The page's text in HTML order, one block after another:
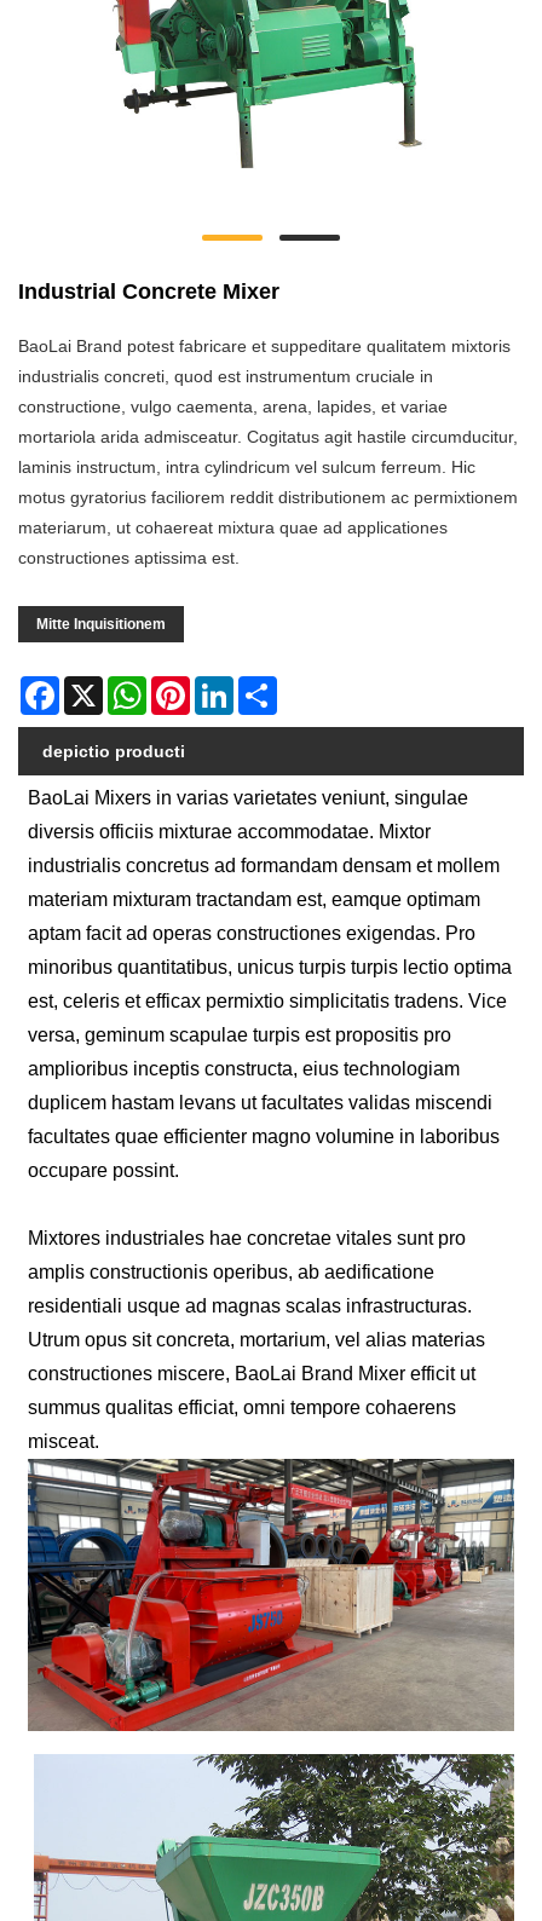
Industrial Concrete Mixer
BaoLai Brand potest fabricare et suppeditare qualitatem mixtoris
industrialis concreti, quod est instrumentum cruciale in
constructione, vulgo caementa, arena, lapides, et variae
mortariola arida admisceatur. Cogitatus agit hastile circumducitur,
laminis instructum, intra cylindricum vel sulcum ferreum. Hic
motus gyratorius faciliorem reddit distributionem ac permixtionem
materiarum, ut cohaereat mixtura quae ad applicationes
constructiones aptissima est.
Mitte Inquisitionem
Facebook
X WhatsAppPinterestLinkedIn
depictio producti
BaoLai Mixers in varias varietates veniunt, singulae
diversis officiis mixturae accommodatae. Mixtor
industrialis concretus ad formandam densam et mollem
materiam mixturam tractandam est, eamque optimam
aptam facit ad operas constructiones exigendas. Pro
minoribus quantitatibus, unicus turpis turpis lectio optima
est, celeris et efficax permixtio simplicitatis tradens. Vice
versa, geminum scapulae turpis est propositis pro
amplioribus inceptis constructa, eius technologiam
duplicem hastam levans ut facultates validas miscendi
facultates quae efficienter magno volumine in laboribus
occupare possint.
Mixtores industriales hae concretae vitales sunt pro
amplis constructionis operibus, ab aedificatione
residentiali usque ad magnas scalas infrastructuras.
Utrum opus sit concreta, mortarium, vel alias materias
constructiones miscere, BaoLai Brand Mixer efficit ut
summus qualitas efficiat, omni tempore cohaerens
misceat.